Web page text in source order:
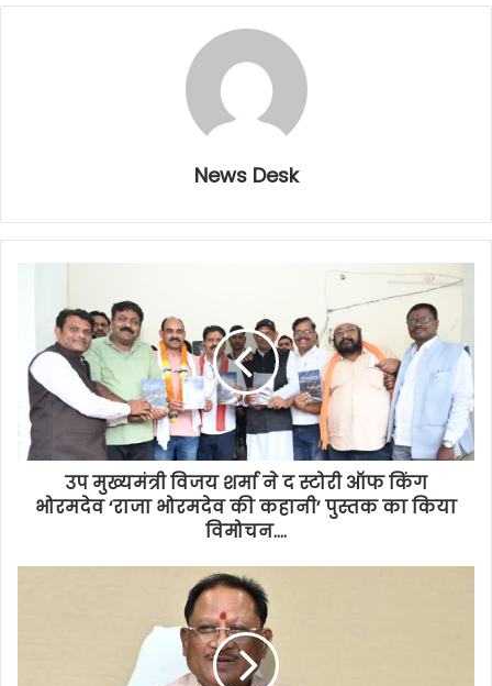
News Desk
उप मुख्यमंत्री विजय शर्मा ने द स्टोरी ऑफ किंग
भोरमदेव ‘राजा भोरमदेव की कहानी’ पुस्तक का किया
विमोचन….